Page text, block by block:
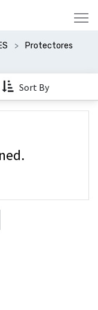
Protectores
Sort By